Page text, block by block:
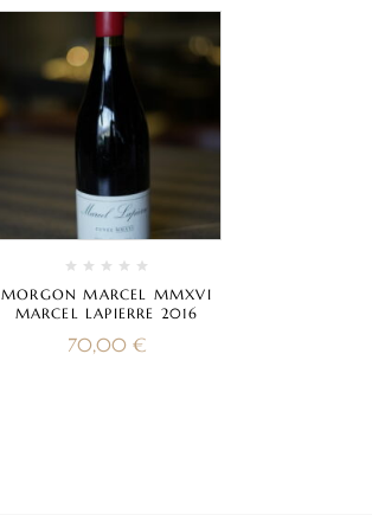
MORGON MARCEL MMXVI
MARCEL LAPIERRE 2016
70,00 €